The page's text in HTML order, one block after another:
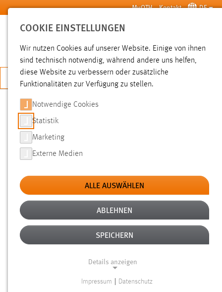
Zum Hauptinhalt springen MyOTH Kontakt DE
SUCHE
JETZT BEWERBEN
SUCHE
FILTER
Typ
Erstellungsdatum
Alter
COOKIE EINSTELLUNGEN
Wir nutzen Cookies auf unserer Website. Einige von ihnen
sind technisch notwendig, während andere uns helfen,
diese Website zu verbessern oder zusätzliche
Funktionalitäten zur Verfügung zu stellen.
Notwendige Cookies
Statistik
Marketing
Externe Medien
ALLE AUSWÄHLEN
ABLEHNEN
SPEICHERN
Details anzeigen
Impressum Datenschutz